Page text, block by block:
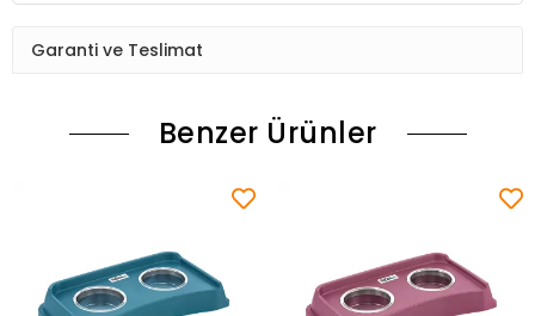
Garanti ve Teslimat
Benzer Ürünler